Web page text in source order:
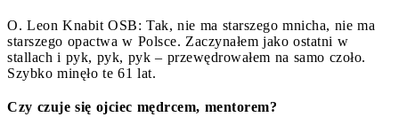
O. Leon Knabit OSB: Tak, nie ma starszego mnicha, nie ma
starszego opactwa w Polsce. Zaczynałem jako ostatni w
stallach i pyk, pyk, pyk – przewędrowałem na samo czoło.
Szybko minęło te 61 lat.
Czy czuje się ojciec mędrcem, mentorem?